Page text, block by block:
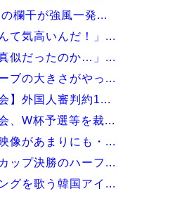
欄干が強風一発...
て気高いんだ！」...
似だったのか…」...
ブの大きさがやっ...
】外国人審判約1...
、W杯予選等を裁...
像があまりにも・...
ップ決勝のハーフ...
グを歌う韓国アイ...